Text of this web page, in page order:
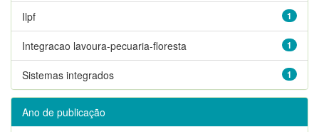
1
Ilpf
1
Integracao lavoura-pecuaria-floresta
1
Sistemas integrados
Ano de publicação